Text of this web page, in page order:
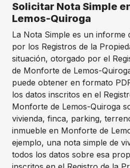
Solicitar Nota Simple
Lemos-Quiroga
La Nota Simple es un informe
por los Registros de la
situación, otorgado por el
de Monforte de Lemos-
puede obtener en formato
los datos inscritos en el
Monforte de Lemos-Quiroga
vivienda, finca, parking,
inmueble en Monforte de
ejemplo, una nota simple de
todos los datos sobre esa